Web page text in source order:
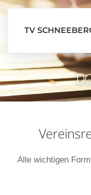
TV
Alle wichtigen